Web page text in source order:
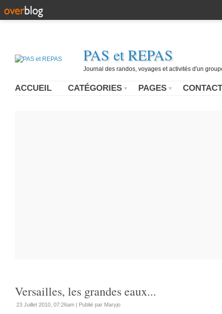
PAS et REPAS
Journal des randos, voyages et activités d'un
ACCUEIL CATÉGORIES PAGES CONTACT
Versailles, les grandes eaux...
23 Juillet 2010, 07:26am | Publié par Maryjo